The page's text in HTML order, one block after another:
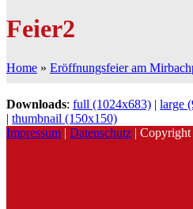
Feier2
Home » Eröffnungsfeier am
Downloads: full (1024x683) | large
| thumbnail (150x150)
Impressum | Datenschutz | Copyright